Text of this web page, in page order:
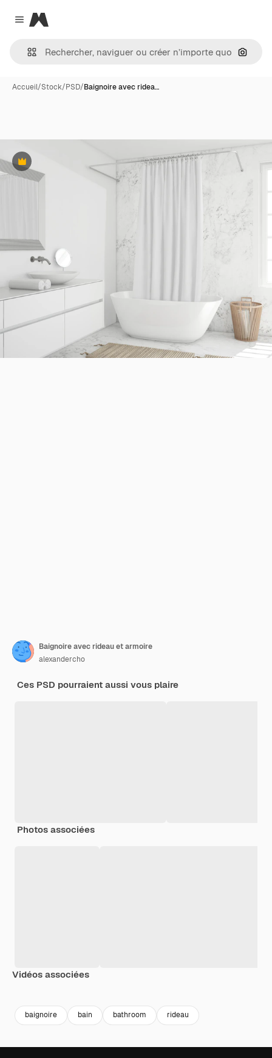
Close menu
Magnific
Accueil/Stock/PSD/Baignoire avec ridea…
Premium
Baignoire avec rideau et armoire
alexandercho
Ces PSD pourraient aussi vous plaire
Photos associées
Vidéos associées
baignoire bain bathroom rideau